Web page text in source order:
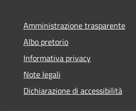
Amministrazione trasparente
Albo pretorio
Informativa privacy
Note legali
Dichiarazione di accessibilità